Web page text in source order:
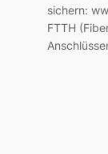
sichern:
FTTH